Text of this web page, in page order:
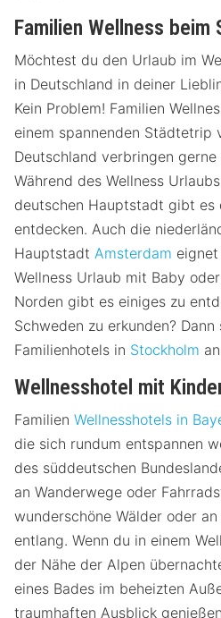
Familien Wellness
Möchtest du den Urlaub im
in Deutschland in deiner
Kein Problem! Familien
einem spannenden Städtetrip
Deutschland verbringen
Während des Wellness
deutschen Hauptstadt gibt es
entdecken. Auch die
Hauptstadt Amsterdam
Wellness Urlaub mit Baby
Norden gibt es einiges zu
Schweden zu erkunden?
Familienhotels in Stockholm
Wellnesshotel mit
Familien Wellnesshotels in
die sich rundum entspannen
des süddeutschen
an Wanderwege oder
wunderschöne Wälder oder
entlang. Wenn du in einem
der Nähe der Alpen
eines Bades im beheizten
traumhaften Ausblick